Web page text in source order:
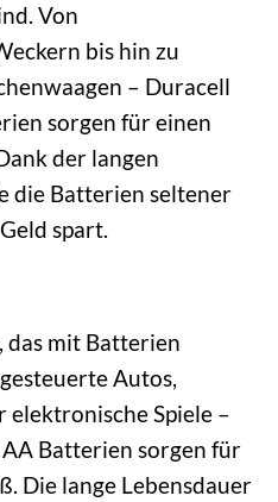
Von
bis hin zu
– Duracell
sorgen für einen
der langen
die Batterien seltener
spart.
das mit Batterien
Autos,
Spiele –
Batterien sorgen für
Die lange Lebensdauer